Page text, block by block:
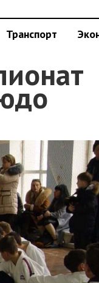
Транспорт